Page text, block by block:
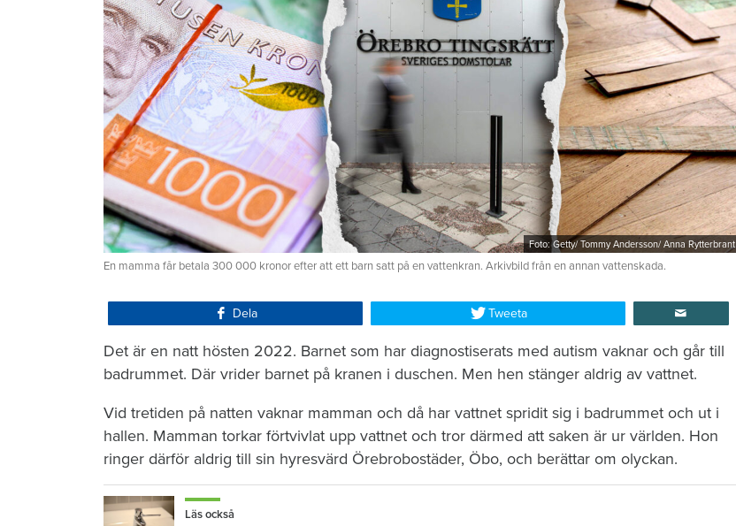
Foto: Getty/ Tommy Andersson/ Anna Rytterbrant
En mamma får betala 300 000 kronor efter att ett barn satt på en vattenkran. Arkivbild från en annan vattenskada.
Dela Tweeta
Det är en natt hösten 2022. Barnet som har diagnostiserats med autism vaknar och går till
badrummet. Där vrider barnet på kranen i duschen. Men hen stänger aldrig av vattnet.
Vid tretiden på natten vaknar mamman och då har vattnet spridit sig i badrummet och ut i
hallen. Mamman torkar förtvivlat upp vattnet och tror därmed att saken är ur världen. Hon
ringer därför aldrig till sin hyresvärd Örebrobostäder, Öbo, och berättar om olyckan.
Läs också